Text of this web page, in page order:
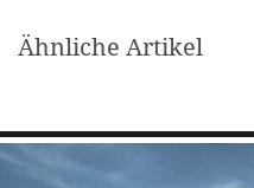
Ähnliche Artikel